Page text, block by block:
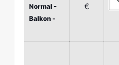
Normal -
Balkon -
€